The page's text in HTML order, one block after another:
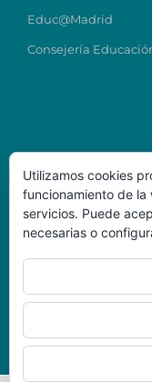
Educ@Madrid
Consejería
Datos de Contacto
Colegio Ntra Sra del
Código Centro:
Teléfono: 916456723
Dirección: C/ Chile,
Utilizamos cookies
funcionamiento de la
servicios. Puede
necesarias o